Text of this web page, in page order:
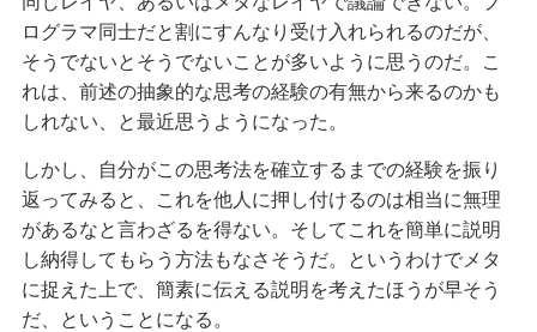
ログラマ同士だと割にすんなり受け入れられるのだが、
そうでないとそうでないことが多いように思うのだ。こ
れは、前述の抽象的な思考の経験の有無から来るのかも
しれない、と最近思うようになった。
しかし、自分がこの思考法を確立するまでの経験を振り
返ってみると、これを他人に押し付けるのは相当に無理
があるなと言わざるを得ない。そしてこれを簡単に説明
し納得してもらう方法もなさそうだ。というわけでメタ
に捉えた上で、簡素に伝える説明を考えたほうが早そう
だ、ということになる。